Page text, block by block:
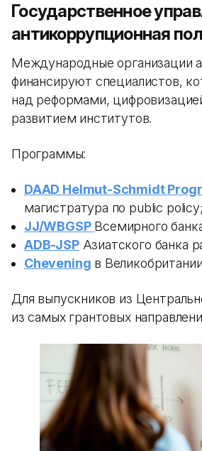
Государственное
антикоррупционная
Международные организации
финансируют специалистов,
над реформами,
развитием институтов.
Программы:
DAAD Helmut-Schmidt
магистратура по public policy;
JJ/WBGSP Всемирного
ADB-JSPАзиатского банка
Chevening в
Для выпускников из
из самых грантовых